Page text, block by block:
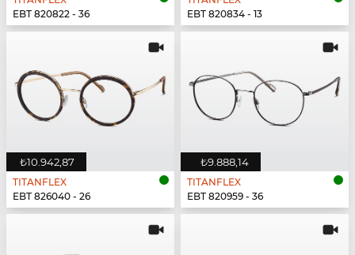
EBT 820822 - 36
EBT 820834 - 13
₺10.942,87
TITANFLEX
EBT 826040 - 26
₺9.888,14
TITANFLEX
EBT 820959 - 36